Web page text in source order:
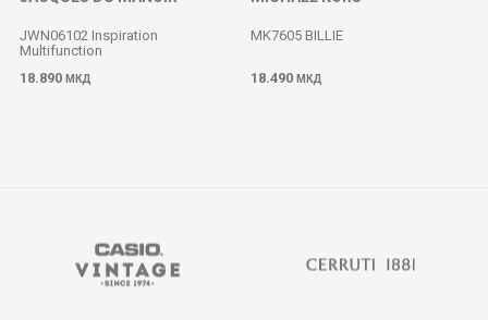
JWN06102 Inspiration
Multifunction
18.890 МКД
MK7605 BILLIE
18.490 МКД